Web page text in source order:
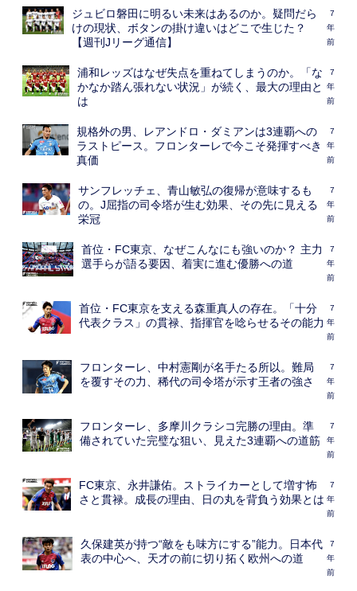
ジュビロ磐田に明るい未来はあるのか。疑問だら
けの現状、ボタンの掛け違いはどこで生じた？
【週刊Jリーグ通信】
7
年
前
浦和レッズはなぜ失点を重ねてしまうのか。「な
かなか踏ん張れない状況」が続く、最大の理由と
は
7
年
前
規格外の男、レアンドロ・ダミアンは3連覇への
ラストピース。フロンターレで今こそ発揮すべき
真価
7
年
前
サンフレッチェ、青山敏弘の復帰が意味するも
の。J屈指の司令塔が生む効果、その先に見える
栄冠
7
年
前
首位・FC東京、なぜこんなにも強いのか？ 主力
選手らが語る要因、着実に進む優勝への道
7
年
前
首位・FC東京を支える森重真人の存在。「十分
代表クラス」の貫禄、指揮官を唸らせるその能力
7
年
前
フロンターレ、中村憲剛が名手たる所以。難局
を覆すその力、稀代の司令塔が示す王者の強さ
7
年
前
フロンターレ、多摩川クラシコ完勝の理由。準
備されていた完璧な狙い、見えた3連覇への道筋
7
年
前
FC東京、永井謙佑。ストライカーとして増す怖
さと貫禄。成長の理由、日の丸を背負う効果とは
7
年
前
久保建英が持つ“敵をも味方にする”能力。日本代
表の中心へ、天才の前に切り拓く欧州への道
7
年
前